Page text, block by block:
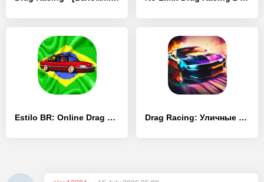
Estilo BR: Online Drag Tacing - [Взлом/МОД Бесконечные деньги] Drag Racing: Уличные гонки - [Взлом/МОД Unlocked]